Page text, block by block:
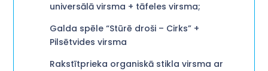
universālā virsma + tāfeles virsma;
Galda spēle “Stūrē droši – Cirks” +
Pilsētvides virsma
Rakstītprieka organiskā stikla virsma ar